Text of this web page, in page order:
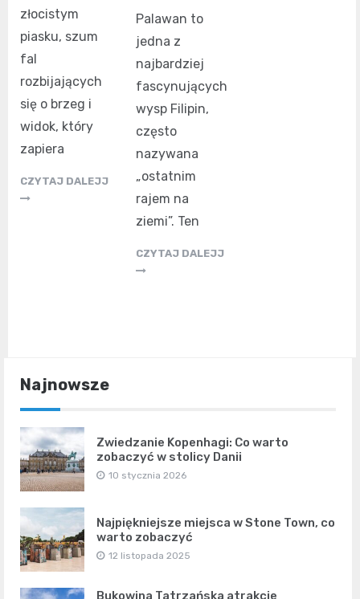
złocistym
piasku, szum
fal
rozbijających
się o brzeg i
widok, który
zapiera
CZYTAJ DALEJJ
Palawan to
jedna z
najbardziej
fascynujących
wysp Filipin,
często
nazywana
„ostatnim
rajem na
ziemi”. Ten
CZYTAJ DALEJJ
Najnowsze
Zwiedzanie Kopenhagi: Co warto
zobaczyć w stolicy Danii
10 stycznia 2026
Najpiękniejsze miejsca w Stone Town, co
warto zobaczyć
12 listopada 2025
Bukowina Tatrzańska atrakcje